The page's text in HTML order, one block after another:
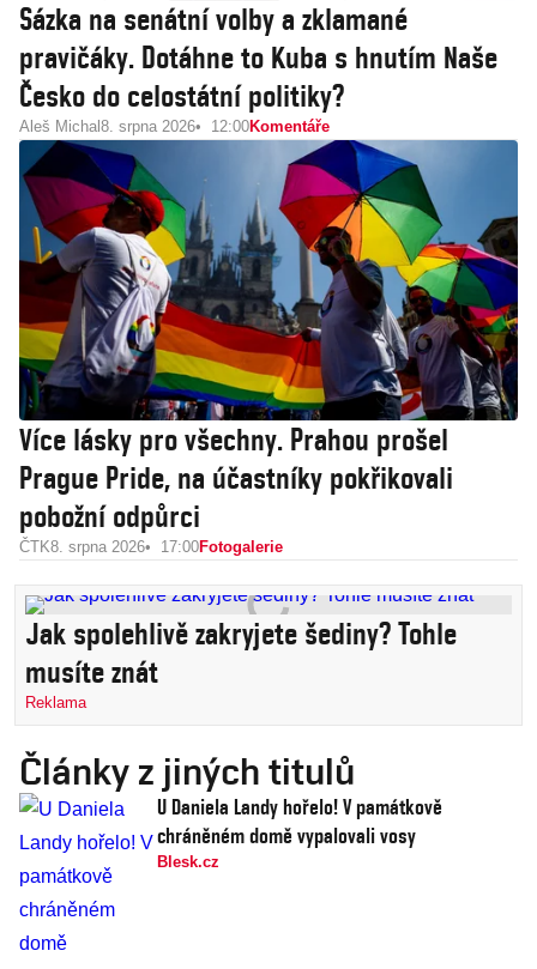
Sázka na senátní volby a zklamané
pravičáky. Dotáhne to Kuba s hnutím Naše
Česko do celostátní politiky?
Aleš Michal 8. srpna 2026 12:00Komentáře
Více lásky pro všechny. Prahou prošel
Prague Pride, na účastníky pokřikovali
pobožní odpůrci
ČTK8. srpna 2026 17:00Fotogalerie
Jak spolehlivě zakryjete šediny? Tohle
musíte znát
Reklama
Články z jiných titulů
U Daniela Landy hořelo! V památkově
chráněném domě vypalovali vosy
Blesk.cz